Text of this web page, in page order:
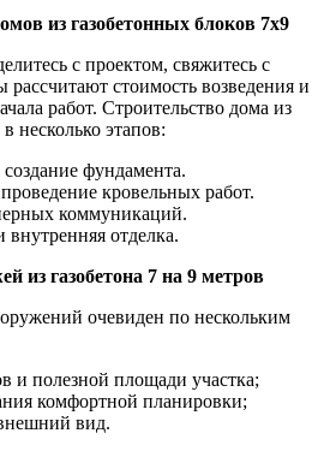
из газобетонных блоков 7х9
с проектом, свяжитесь с
стоимость возведения и
работ. Строительство дома из
несколько этапов:
создание фундамента.
кровельных работ.
коммуникаций.
отделка.
из газобетона 7 на 9 метров
очевиден по нескольким
и полезной площади участка;
комфортной планировки;
вид.